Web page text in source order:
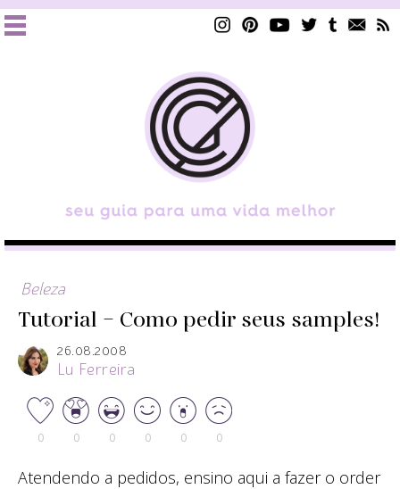
Beleza
Tutorial – Como pedir seus samples!
26.08.2008
Lu Ferreira
0 0 0 0 0 0
Atendendo a pedidos, ensino aqui a fazer o order